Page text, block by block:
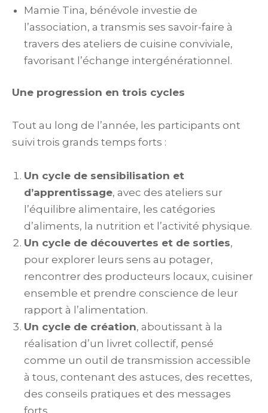
Mamie Tina, bénévole investie de
l’association, a transmis ses savoir-faire à
travers des ateliers de cuisine conviviale,
favorisant l’échange intergénérationnel.
Une progression en trois cycles
Tout au long de l’année, les participants ont
suivi trois grands temps forts :
Un cycle de sensibilisation et
d’apprentissage, avec des ateliers sur
l’équilibre alimentaire, les catégories
d’aliments, la nutrition et l’activité physique.
Un cycle de découvertes et de sorties,
pour explorer leurs sens au potager,
rencontrer des producteurs locaux, cuisiner
ensemble et prendre conscience de leur
rapport à l’alimentation.
Un cycle de création, aboutissant à la
réalisation d’un livret collectif, pensé
comme un outil de transmission accessible
à tous, contenant des astuces, des recettes,
des conseils pratiques et des messages
forts.